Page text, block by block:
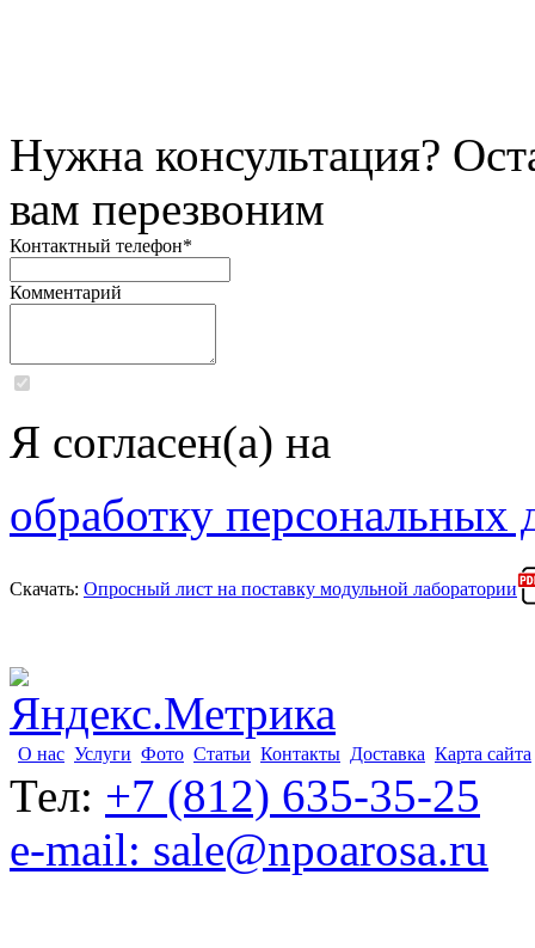
Нужна консультация?
вам перезвоним
Контактный телефон*
Комментарий
Я согласен(а) на
обработку персональных
Скачать: Опросный лист на поставку модульной лаборатории
О нас Услуги Фото Статьи Контакты Доставка Карта сайта
Тел: +7 (812) 635-35-25
e-mail: sale@npoarosa.ru